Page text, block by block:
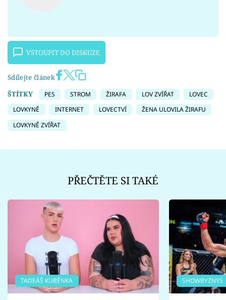
VSTOUPIT DO DISKUZE
Sdílejte článek
ŠTÍTKY
PES STROM ŽIRAFA LOV ZVÍŘAT
LOVEC
LOVKYNĚ
INTERNET LOVECTVÍ
ŽENA ULOVILA ŽIRAFU
LOVKYNĚ ZVÍŘAT
PŘEČTĚTE SI TAKÉ
TADEÁŠ KUBĚNKA SHOWBYZNYS